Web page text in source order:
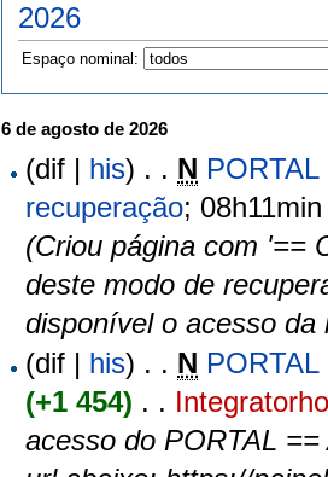
2026
Espaço nominal:
6 de agosto de 2026
(dif | his) . . N
recuperação‎; 08h11min
(Criou página com '==
deste modo de
disponível o acesso
(dif | his) . . N
(+1 454) . .
acesso do PORTAL